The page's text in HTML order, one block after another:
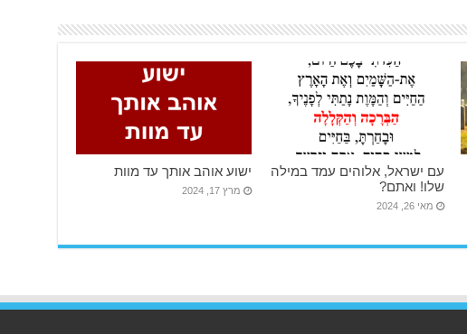
עם ישראל, אלוהים עמד במילה
שלו! ואתם?
מאי 26, 2024
ישוע אוהב אותך עד מוות
מרץ 17, 2024